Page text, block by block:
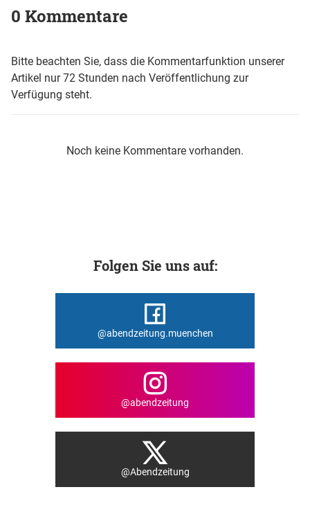
0 Kommentare
Bitte beachten Sie, dass die Kommentarfunktion unserer
Artikel nur 72 Stunden nach Veröffentlichung zur
Verfügung steht.
Noch keine Kommentare vorhanden.
Folgen Sie uns auf:
@abendzeitung.muenchen
@abendzeitung
@Abendzeitung